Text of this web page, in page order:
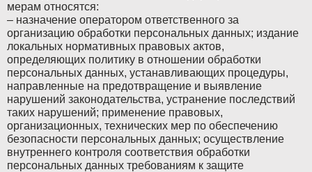
мерам относятся:
– назначение оператором ответственного за
организацию обработки персональных данных; издание
локальных нормативных правовых актов,
определяющих политику в отношении обработки
персональных данных, устанавливающих процедуры,
направленные на предотвращение и выявление
нарушений законодательства, устранение последствий
таких нарушений; применение правовых,
организационных, технических мер по обеспечению
безопасности персональных данных; осуществление
внутреннего контроля соответствия обработки
персональных данных требованиям к защите
Volkswagen
Volvo
ZAZ
Volkswagen
Volvo
ZAZ